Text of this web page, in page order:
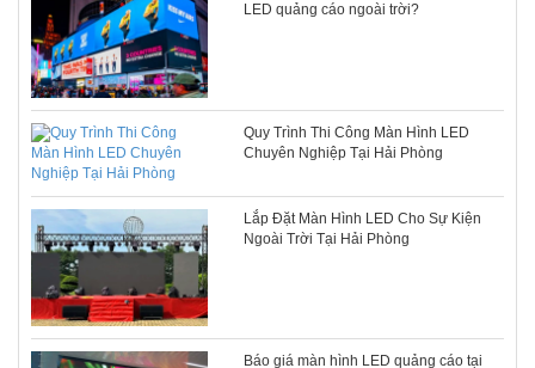
LED quảng cáo ngoài trời?
Quy Trình Thi Công Màn Hình LED
Chuyên Nghiệp Tại Hải Phòng
Lắp Đặt Màn Hình LED Cho Sự Kiện
Ngoài Trời Tại Hải Phòng
Báo giá màn hình LED quảng cáo tại